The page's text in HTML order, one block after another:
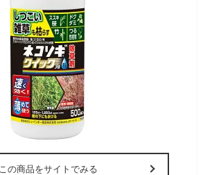
この商品をサイトでみる